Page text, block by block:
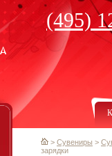
(495)
> Сувениры >
зарядки